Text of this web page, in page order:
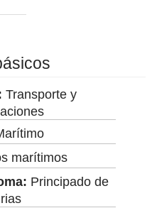
Transporte y
marítimos
Principado de